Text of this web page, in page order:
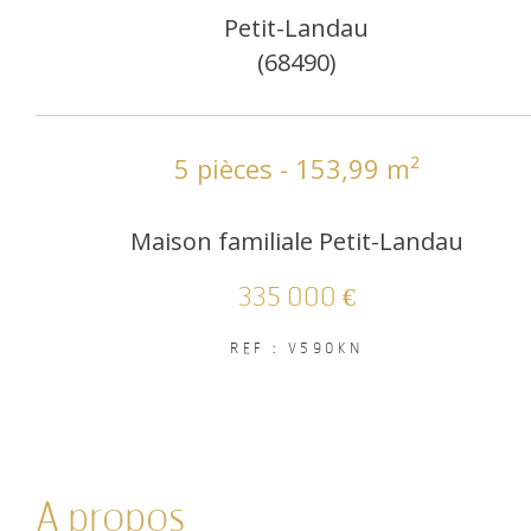
Petit-Landau
(68490)
5 pièces - 153,99 m²
Maison familiale Petit-Landau
335 000 €
REF : V590KN
a propos